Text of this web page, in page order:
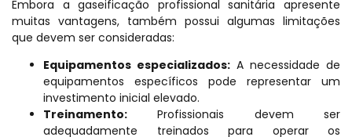
Embora a gaseificação profissional sanitária apresente
muitas vantagens, também possui algumas limitações
que devem ser consideradas:
Equipamentos especializados: A necessidade de
equipamentos específicos pode representar um
investimento inicial elevado.
Treinamento: Profissionais devem ser
adequadamente treinados para operar os